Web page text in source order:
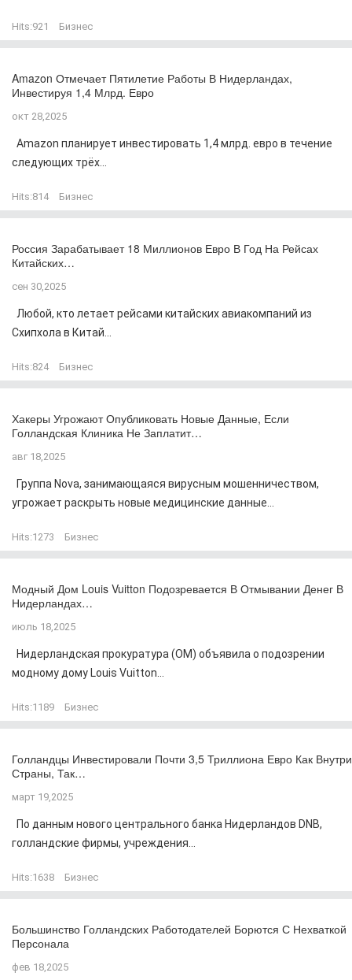
Hits:921 Бизнес
Amazon Отмечает Пятилетие Работы В Нидерландах,
Инвестируя 1,4 Млрд. Евро
окт 28,2025
Amazon планирует инвестировать 1,4 млрд. евро в течение
следующих трёх...
Hits:814 Бизнес
Россия Зарабатывает 18 Миллионов Евро В Год На Рейсах
Китайских…
сен 30,2025
Любой, кто летает рейсами китайских авиакомпаний из
Схипхола в Китай...
Hits:824 Бизнес
Хакеры Угрожают Опубликовать Новые Данные, Если
Голландская Клиника Не Заплатит…
авг 18,2025
Группа Nova, занимающаяся вирусным мошенничеством,
угрожает раскрыть новые медицинские данные...
Hits:1273 Бизнес
Модный Дом Louis Vuitton Подозревается В Отмывании Денег В
Нидерландах…
июль 18,2025
Нидерландская прокуратура (OM) объявила о подозрении
модному дому Louis Vuitton...
Hits:1189 Бизнес
Голландцы Инвестировали Почти 3,5 Триллиона Евро Как Внутри
Страны, Так…
март 19,2025
По данным нового центрального банка Нидерландов DNB,
голландские фирмы, учреждения...
Hits:1638 Бизнес
Большинство Голландских Работодателей Борются С Нехваткой
Персонала
фев 18,2025